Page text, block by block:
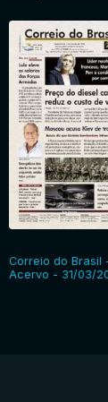
Correio do Brasil
Acervo - 31/03/